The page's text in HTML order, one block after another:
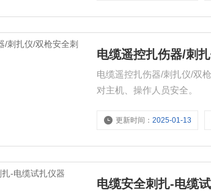
电缆遥控扎伤器/刺
电缆遥控扎伤器/刺扎仪/双
对主机、操作人员安全。
更新时间：2025-01-13
电缆安全刺扎-电缆